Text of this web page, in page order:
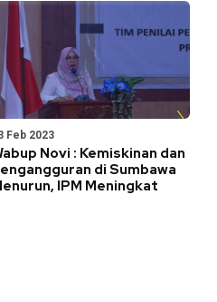
Feb 2023
Novi : Kemiskinan dan
di Sumbawa
IPM Meningkat